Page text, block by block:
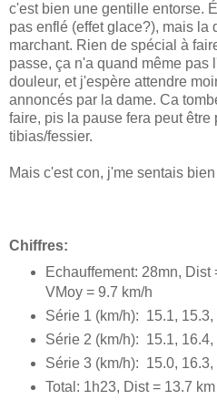
c'est bien une gentille entorse.
pas enflé (effet glace?), mais la
marchant. Rien de spécial à
passe, ça n'a quand même pas
douleur, et j'espère attendre
annoncés par la dame. Ca
faire, pis la pause fera peut
tibias/fessier.
Mais c'est con, j'me sentais
Chiffres:
Echauffement: 28mn, Dist
VMoy = 9.7 km/h
Série 1 (km/h): 15.1, 15.3,
Série 2 (km/h): 15.1, 16.4,
Série 3 (km/h): 15.0, 16.3,
Total: 1h23, Dist = 13.7